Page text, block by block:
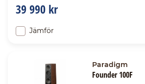
39 990 kr
Jämför
Paradigm
Founder 100F